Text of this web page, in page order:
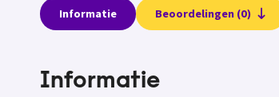
Informatie Beoordelingen (0)
Informatie